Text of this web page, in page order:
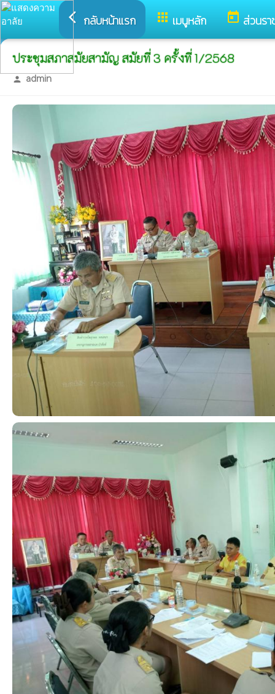
arrow_back_ios กลับหน้าแรก apps เมนูหลัก today ส่วนรา
ประชุมสภาสมัยสามัญ สมัยที่ 3 ครั้งที่ 1/2568
person admin